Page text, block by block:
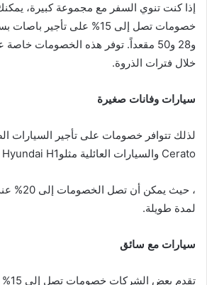
إذا كنت تنوي السفر مع مجموعة كبيرة،
و28 و50 مقعداً. توفر هذه الخصومات
خلال فترات الذروة.
سيارات وفانات صغيرة
Cerato والسيارات العائلية مثلوHyundai H1
، حيث يمكن
لمدة طويلة.
سيارات مع سائق